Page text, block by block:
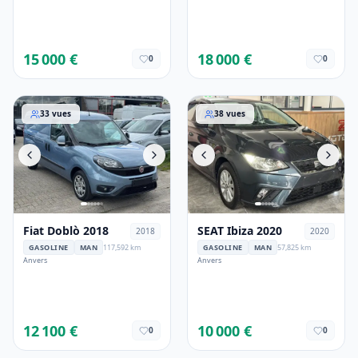
15 000 € 0 18 000 € 0
Fiat Doblò 2018
33 vues
Fiat Doblò 2018 2018
GASOLINE MAN
117,592 km
Anvers
12 100 € 0
SEAT Ibiza 2020
38 vues
SEAT Ibiza 2020 2020
GASOLINE MAN 57,825 km
Anvers
10 000 € 0